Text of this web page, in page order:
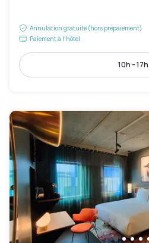
Annulation gratuite (hors prépaiement)
Paiement à l'hôtel
10h - 17h